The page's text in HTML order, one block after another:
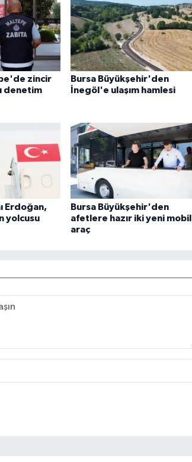
zincir
denetim
Bursa Büyükşehir'den
İnegöl'e ulaşım hamlesi
Erdoğan,
yolcusu
Bursa Büyükşehir'den
afetlere hazır iki yeni mobil
araç